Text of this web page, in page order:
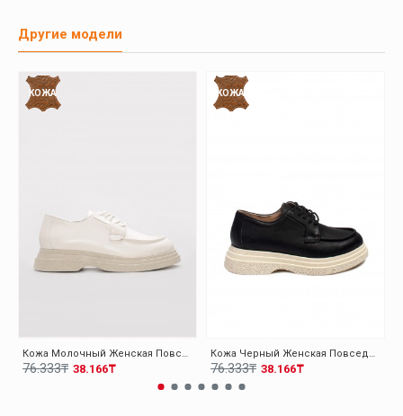
Другие модели
КОЖА
Кожа Молочный Женская Повседневная Обувь 009ZA0151
38.166₸
76.333₸
КОЖА
Кожа Черный Женская Повседневная Обувь 009ZA0151
38.166₸
76.333₸